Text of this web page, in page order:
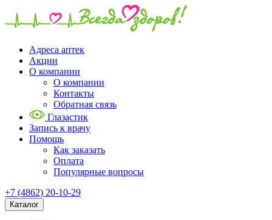
Адреса аптек
Акции
О компании
О компании
Контакты
Обратная связь
Глазастик
Запись к врачу
Помощь
Как заказать
Оплата
Популярные вопросы
+7 (4862) 20-10-29
Каталог